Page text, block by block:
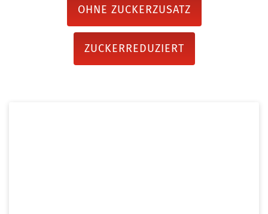
OHNE ZUCKERZUSATZ
ZUCKERREDUZIERT